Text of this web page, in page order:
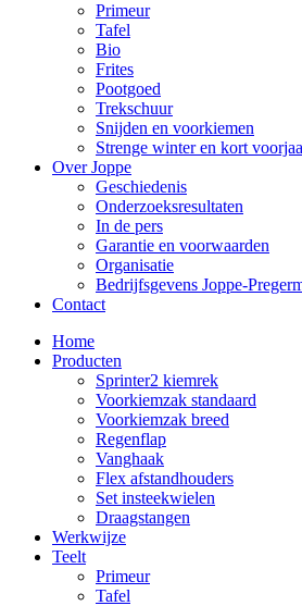
Primeur
Tafel
Bio
Frites
Pootgoed
Trekschuur
Snijden en voorkiemen
Strenge winter en kort
Over Joppe
Geschiedenis
Onderzoeksresultaten
In de pers
Garantie en voorwaarden
Organisatie
Bedrijfsgevens Joppe-
Contact
Home
Producten
Sprinter2 kiemrek
Voorkiemzak standaard
Voorkiemzak breed
Regenflap
Vanghaak
Flex afstandhouders
Set insteekwielen
Draagstangen
Werkwijze
Teelt
Primeur
Tafel